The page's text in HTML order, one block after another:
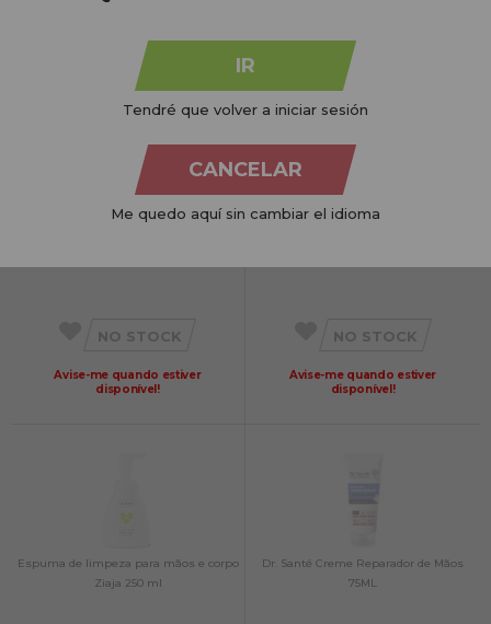
Avise-me quando estiver
disponível!
NO STOCK
Avise-me quando estiver
disponível!
NO STOCK
Avise-me quando estiver
disponível!
Espuma de limpeza para mãos e corpo
Ziaja 250 ml
Dr. Santé Creme Reparador de Mãos
75ML
IR
Tendré que volver a iniciar sesión
CANCELAR
Me quedo aquí sin cambiar el idioma